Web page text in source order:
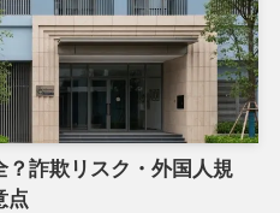
詐欺リスク・外国人規
点